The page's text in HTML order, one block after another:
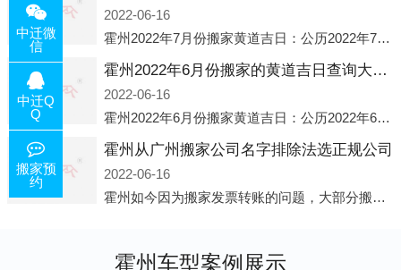
2022-06-16
霍州2022年7月份搬家黄道吉日：公历2022年7月6日 农历六月初八 星期三 冲虎(甲寅)公历2022年7月12日 农历六月十四 星期二 冲猴(庚申)公历2022年7月13日 农历六月十五 星期三 冲鸡
霍州2022年6月份搬家的黄道吉日查询大全一览表哪天适合搬家好日子
2022-06-16
霍州2022年6月份搬家黄道吉日：公历2022年6月1日 农历五月初三 星期三 冲兔(己卯)公历2022年6月4日 农历五月初六 星期六 冲马(壬午)公历2022年6月8日 农历五月初十 星期三 冲狗(丙
霍州从广州搬家公司名字排除法选正规公司
2022-06-16
霍州如今因为搬家发票转账的问题，大部分搬家公司都已经注册了营业执照，早5年前基本上所谓的搬家公司都是无注册状态也就是无照营业，由于企业注册量大增所以各种企业信息展示平台如雨后春笋般遍地开花，如：天眼查，企
霍州车型案例展示
中迁微
信
中迁Q
Q
搬家预
约